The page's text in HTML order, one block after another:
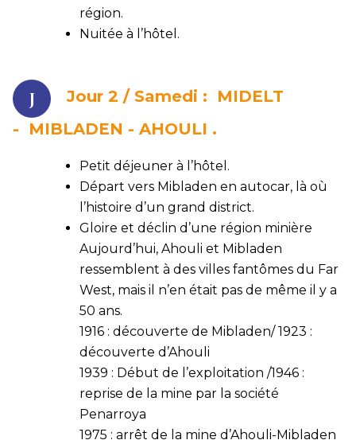
région.
Nuitée à l’hôtel.
Jour 2 / Samedi :
MIDELT
- MIBLADEN - AHOULI .
Petit déjeuner à l’hôtel.
Départ vers Mibladen en autocar, là où
l’histoire d’un grand district.
Gloire et déclin d’une région minière
Aujourd’hui, Ahouli et Mibladen
ressemblent à des villes fantômes du Far
West, mais il n’en était pas de même il y a
50 ans.
1916 : découverte de Mibladen/ 1923 :
découverte d’Ahouli
1939 : Début de l’exploitation /1946 :
reprise de la mine par la société
Penarroya
1975 : arrêt de la mine d’Ahouli-Mibladen